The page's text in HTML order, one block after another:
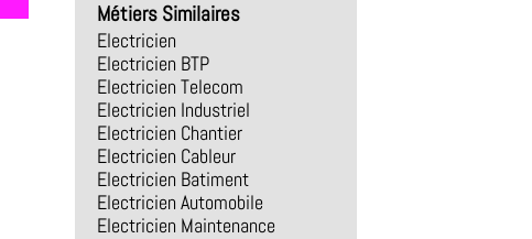
Métiers Similaires
Electricien
Electricien BTP
Electricien Telecom
Electricien Industriel
Electricien Chantier
Electricien Cableur
Electricien Batiment
Electricien Automobile
Electricien Maintenance